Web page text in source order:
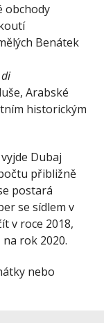
obchody
Benátek
Arabské
historickým
Dubaj
přibližně
postará
se sídlem v
v roce 2018,
rok 2020.
nebo